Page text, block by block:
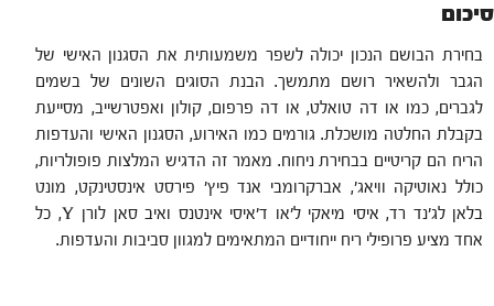
סיכום
בחירת הבושם הנכון יכולה לשפר משמעותית את הסגנון האישי של
הגבר ולהשאיר רושם מתמשך. הבנת הסוגים השונים של בשמים
לגברים, כמו או דה טואלט, או דה פרפום, קולון ואפטרשייב, מסייעת
בקבלת החלטה מושכלת. גורמים כמו האירוע, הסגנון האישי והעדפות
הריח הם קריטיים בבחירת ניחוח. מאמר זה הדגיש המלצות פופולריות,
כולל נאוטיקה וויאג', אברקרומבי אנד פיץ' פירסט אינסטינקט, מונט
בלאן לג'נד רד, איסי מיאקי ל'או ד'איסי אינטנס ואיב סאן לורן Y, כל
אחד מציע פרופילי ריח ייחודיים המתאימים למגוון סביבות והעדפות.